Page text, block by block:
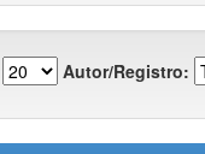
Autor/Registro: